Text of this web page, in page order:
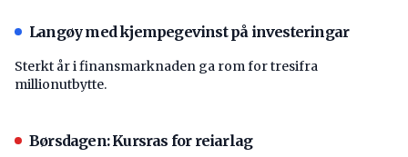
Langøy med kjempegevinst på investeringar
Sterkt år i finansmarknaden ga rom for tresifra
millionutbytte.
Børsdagen: Kursras for reiarlag